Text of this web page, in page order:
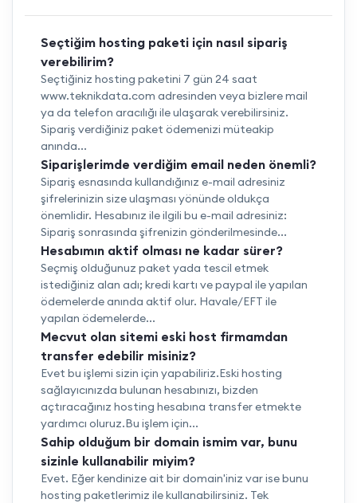
Seçtiğim hosting paketi için nasıl sipariş
verebilirim?
Seçtiğiniz hosting paketini 7 gün 24 saat
www.teknikdata.com adresinden veya bizlere mail
ya da telefon aracılığı ile ulaşarak verebilirsiniz.
Sipariş verdiğiniz paket ödemenizi müteakip
anında...
Siparişlerimde verdiğim email neden önemli?
Sipariş esnasında kullandığınız e-mail adresiniz
şifrelerinizin size ulaşması yönünde oldukça
önemlidir. Hesabınız ile ilgili bu e-mail adresiniz:
Sipariş sonrasında şifrenizin gönderilmesinde...
Hesabımın aktif olması ne kadar sürer?
Seçmiş olduğunuz paket yada tescil etmek
istediğiniz alan adı; kredi kartı ve paypal ile yapılan
ödemelerde anında aktif olur. Havale/EFT ile
yapılan ödemelerde...
Mecvut olan sitemi eski host firmamdan
transfer edebilir misiniz?
Evet bu işlemi sizin için yapabiliriz.Eski hosting
sağlayıcınızda bulunan hesabınızı, bizden
açtıracağınız hosting hesabına transfer etmekte
yardımcı oluruz.Bu işlem için...
Sahip olduğum bir domain ismim var, bunu
sizinle kullanabilir miyim?
Evet. Eğer kendinize ait bir domain'iniz var ise bunu
hosting paketlerimiz ile kullanabilirsiniz. Tek